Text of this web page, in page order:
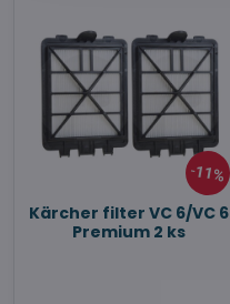
11%
Kärcher filter VC 6/VC 6
Premium 2 ks